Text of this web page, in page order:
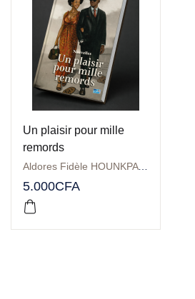
Un plaisir pour mille
remords
Aldores Fidèle HOUNKPATIN
5.000CFA